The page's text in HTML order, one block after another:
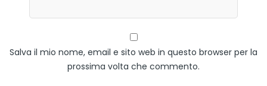
Salva il mio nome, email e sito web in questo browser per la
prossima volta che commento.